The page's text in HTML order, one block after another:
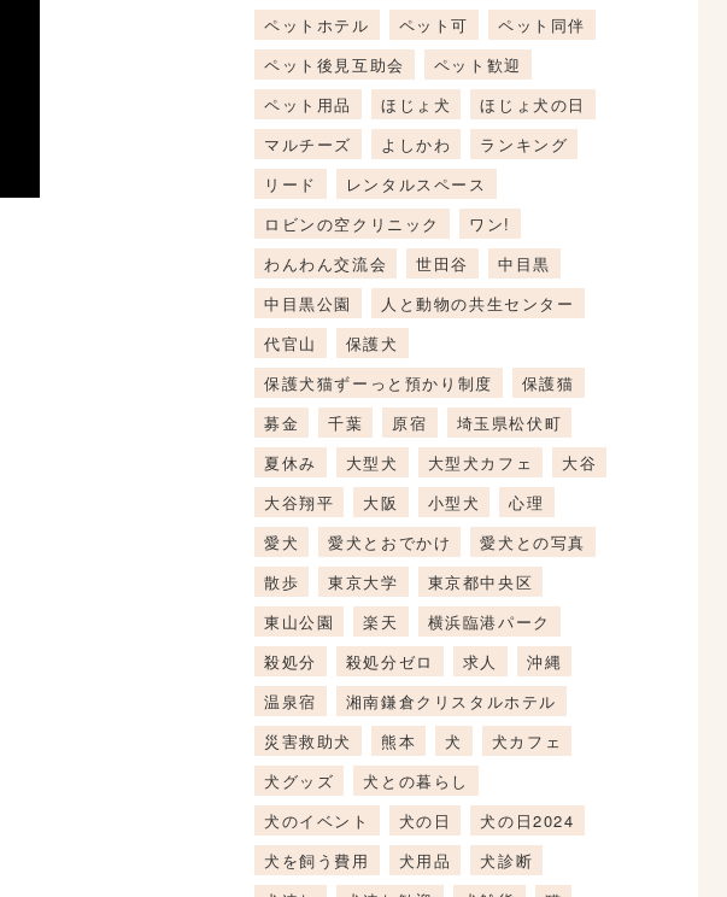
ペットホテル
ペット可
ペット同伴
ペット後見互助会
ペット歓迎
ペット用品
ほじょ犬
ほじょ犬の日
マルチーズ
よしかわ
ランキング
リード
レンタルスペース
ロビンの空クリニック
ワン!
わんわん交流会
世田谷
中目黒
中目黒公園
人と動物の共生センター
代官山
保護犬
保護犬猫ずーっと預かり制度
保護猫
募金
千葉 原宿
埼玉県松伏町
夏休み
大型犬 大型犬カフェ
大谷
大谷翔平
大阪 小型犬
心理
愛犬
愛犬とおでかけ
愛犬との写真
散歩
東京大学
東京都中央区
東山公園
楽天
横浜臨港パーク
殺処分
殺処分ゼロ 求人
沖縄
温泉宿
湘南鎌倉クリスタルホテル
災害救助犬
熊本 犬
犬カフェ
犬グッズ
犬との暮らし
犬のイベント
犬の日
犬の日2024
犬を飼う費用
犬用品
犬診断